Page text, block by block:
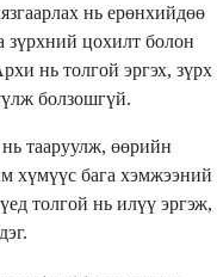
нь ерөнхийдөө
зүрхний цохилт болон
нь толгой эргэх, зүрх
болзошгүй.
тааруулж, өөрийн
хүмүүс бага хэмжээний
толгой нь илүү эргэж,